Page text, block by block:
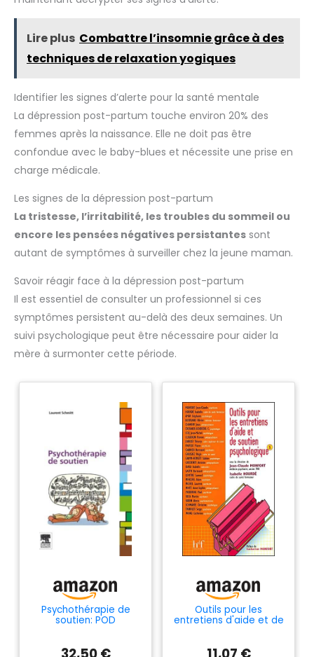
CLINIQUEMENT : Une formule testée cliniquement pour la
bébé sera apaisée. FABRIQUÉ EN FRANCE : L'huile d'amande
douce est fabriquée en France, favorisant l'emploi local et
assurant une grande qualité de produit. Très pratique à
transporter, l'huile Biolane est proposée en format 75ml.
des stocks disponibles)
Lire plus Combattre l’insomnie grâce à des
techniques de relaxation yogiques
Identifier les signes d’alerte pour la santé mentale
La dépression post-partum touche environ 20% des
femmes après la naissance. Elle ne doit pas être
confondue avec le baby-blues et nécessite une prise en
charge médicale.
Les signes de la dépression post-partum
La tristesse, l’irritabilité, les troubles du sommeil ou
encore les pensées négatives persistantes sont
autant de symptômes à surveiller chez la jeune maman.
Savoir réagir face à la dépression post-partum
Il est essentiel de consulter un professionnel si ces
symptômes persistent au-delà des deux semaines. Un
suivi psychologique peut être nécessaire pour aider la
mère à surmonter cette période.
Psychothérapie de
soutien: POD
Outils pour les
entretiens d'aide et de